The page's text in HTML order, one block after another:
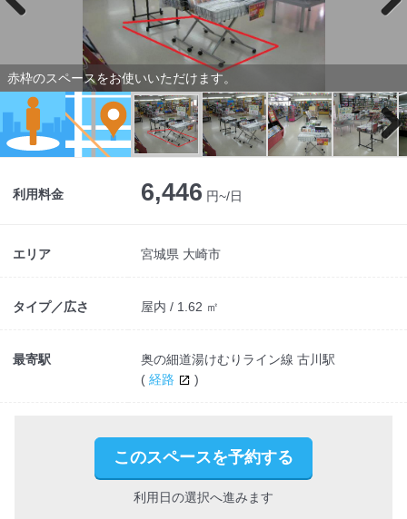
赤枠のスペースをお使いいただけます。
Next
利用料金 6,446 円~/日
エリア 宮城県 大崎市
タイプ／広さ 屋内 / 1.62 ㎡
最寄駅
奥の細道湯けむりライン線 古川駅
( 経路 )
このスペースを予約する
利用日の選択へ進みます